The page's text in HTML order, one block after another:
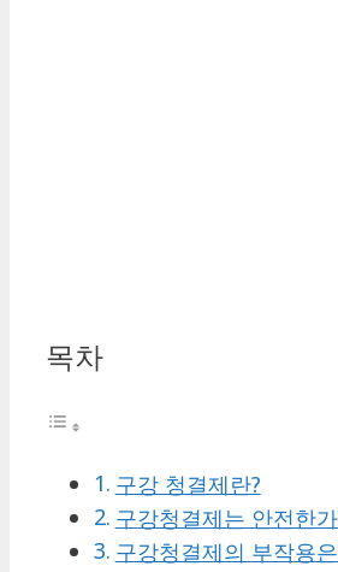
목차
구강 청결제란?
구강청결제는 안전한
구강청결제의 부작용